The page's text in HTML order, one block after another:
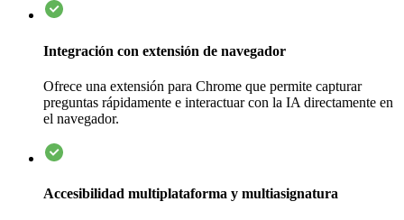
Integración con extensión de navegador
Ofrece una extensión para Chrome que permite capturar
preguntas rápidamente e interactuar con la IA directamente en
el navegador.
Accesibilidad multiplataforma y multiasignatura